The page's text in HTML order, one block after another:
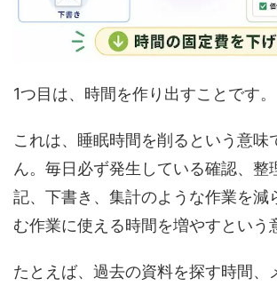
1つ目は、時間を作り出すことです。
これは、睡眠時間を削るという意味
ん。毎日必ず発生している確認、整
記、下書き、集計のような作業を減
む作業に使える時間を増やすという
たとえば、過去の資料を探す時間、